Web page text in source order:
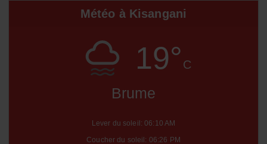
Météo à Kisangani
19° C
Brume
Lever du soleil: 06:10 AM
Coucher du soleil: 06:26 PM